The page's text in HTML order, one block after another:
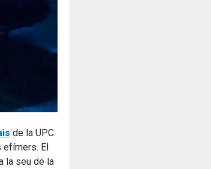
de la UPC
efímers. El
la seu de la